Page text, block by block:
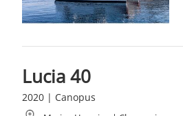
Lucia 40
2020 | Canopus